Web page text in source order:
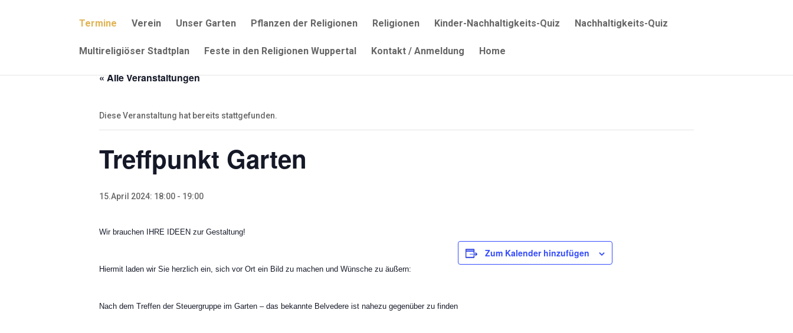
Termine Verein Unser Garten Pflanzen der Religionen Religionen Kinder-Nachhaltigkeits-Quiz Nachhaltigkeits-Quiz
Multireligiöser Stadtplan Feste in den Religionen Wuppertal Kontakt / Anmeldung Home
« Alle Veranstaltungen
Diese Veranstaltung hat bereits stattgefunden.
Treffpunkt Garten
15.April 2024: 18:00 - 19:00
Wir brauchen IHRE IDEEN zur Gestaltung!
Hiermit laden wir Sie herzlich ein, sich vor Ort ein Bild zu machen und Wünsche zu äußern:
Nach dem Treffen der Steuergruppe im Garten – das bekannte Belvedere ist nahezu gegenüber zu finden
Zum Kalender hinzufügen